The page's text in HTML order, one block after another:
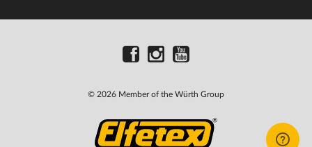
© 2026 Member of the Würth Group